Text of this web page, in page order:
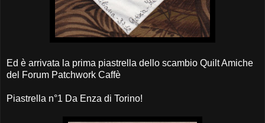
Ed è arrivata la prima piastrella dello scambio Quilt Amiche
del Forum Patchwork Caffè
Piastrella n°1 Da Enza di Torino!